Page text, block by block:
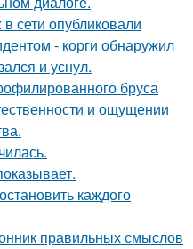
сети опубликовали
- корги обнаружил
и уснул.
бруса
и ощущении
каждого
правильных смыслов